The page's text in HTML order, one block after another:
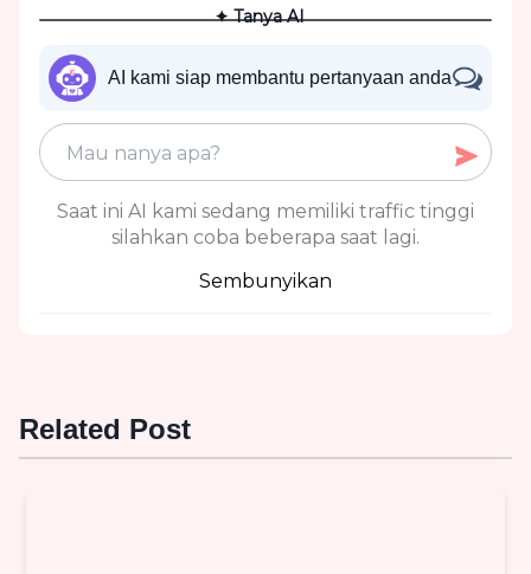
✦ Tanya AI
AI kami siap membantu pertanyaan anda
Saat ini AI kami sedang memiliki traffic tinggi
silahkan coba beberapa saat lagi.
Sembunyikan
Related Post